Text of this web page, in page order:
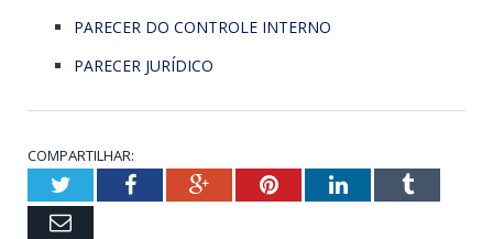
PARECER DO CONTROLE INTERNO
PARECER JURÍDICO
COMPARTILHAR:
TwitterFacebookGoogle+PinterestLinkedInTumblr
Email